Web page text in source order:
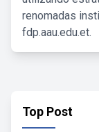
renomadas
fdp.aau.edu.et.
Top Post